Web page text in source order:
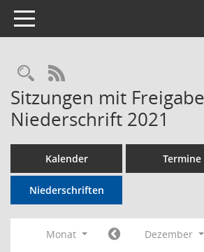
Toggle navigation
Rechercheauswahl
RSS-Feed
Sitzungen mit
Niederschrift 2021
Kalender Termine
Niederschriften
Monat Dezember